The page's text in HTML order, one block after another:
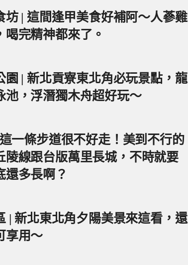
坊 | 這間逢甲美食好補阿～人蔘雞
喝完精神都來了。
園 | 新北貢寮東北角必玩景點，龍
池，浮潛獨木舟超好玩～
一條步道很不好走！美到不行的
陵線跟台版萬里長城，不時就要
還多長啊？
| 新北東北角夕陽美景來這看，還
享用～